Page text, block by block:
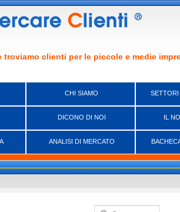
troviamo clienti per le piccole e medie
CHI SIAMO
DICONO DI NOI IL
ANALISI DI MERCATO